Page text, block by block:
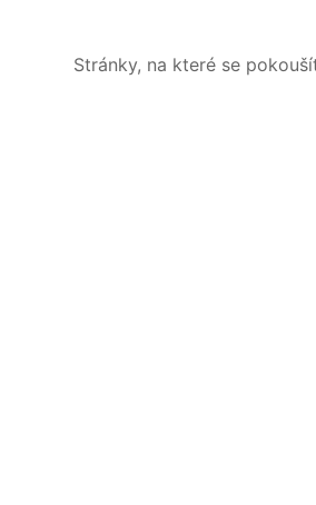
Stránky, na které se